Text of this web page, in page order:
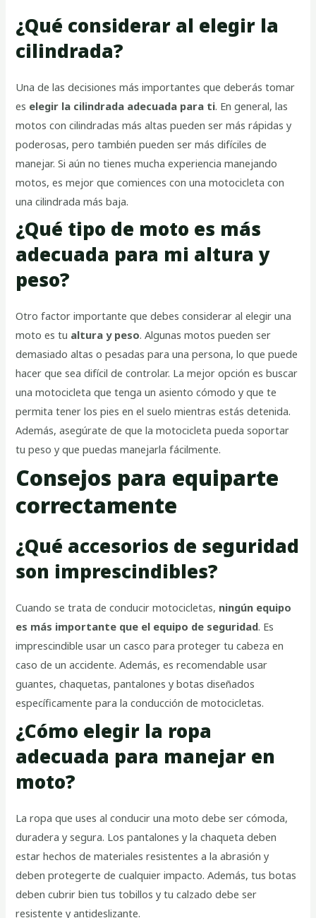
¿Qué considerar al elegir la
cilindrada?
Una de las decisiones más importantes que deberás tomar
es elegir la cilindrada adecuada para ti. En general, las
motos con cilindradas más altas pueden ser más rápidas y
poderosas, pero también pueden ser más difíciles de
manejar. Si aún no tienes mucha experiencia manejando
motos, es mejor que comiences con una motocicleta con
una cilindrada más baja.
¿Qué tipo de moto es más
adecuada para mi altura y
peso?
Otro factor importante que debes considerar al elegir una
moto es tu altura y peso. Algunas motos pueden ser
demasiado altas o pesadas para una persona, lo que puede
hacer que sea difícil de controlar. La mejor opción es buscar
una motocicleta que tenga un asiento cómodo y que te
permita tener los pies en el suelo mientras estás detenida.
Además, asegúrate de que la motocicleta pueda soportar
tu peso y que puedas manejarla fácilmente.
Consejos para equiparte
correctamente
¿Qué accesorios de seguridad
son imprescindibles?
Cuando se trata de conducir motocicletas, ningún equipo
es más importante que el equipo de seguridad. Es
imprescindible usar un casco para proteger tu cabeza en
caso de un accidente. Además, es recomendable usar
guantes, chaquetas, pantalones y botas diseñados
específicamente para la conducción de motocicletas.
¿Cómo elegir la ropa
adecuada para manejar en
moto?
La ropa que uses al conducir una moto debe ser cómoda,
duradera y segura. Los pantalones y la chaqueta deben
estar hechos de materiales resistentes a la abrasión y
deben protegerte de cualquier impacto. Además, tus botas
deben cubrir bien tus tobillos y tu calzado debe ser
resistente y antideslizante.